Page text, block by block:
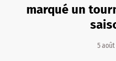
marqué un
5 août